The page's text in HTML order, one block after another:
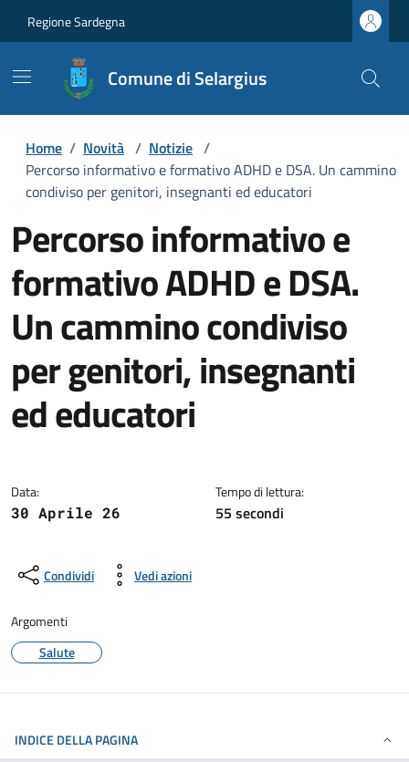
Regione Sardegna
Comune di Selargius
Home / Novità / Notizie /
Percorso informativo e formativo ADHD e DSA. Un cammino
condiviso per genitori, insegnanti ed educatori
Percorso informativo e
formativo ADHD e DSA.
Un cammino condiviso
per genitori, insegnanti
ed educatori
Data:
30 Aprile 26
Tempo di lettura:
55 secondi
Condividi Vedi azioni
Argomenti
Salute
INDICE DELLA PAGINA